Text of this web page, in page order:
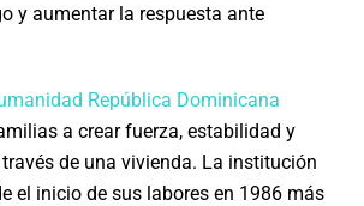
y aumentar la respuesta ante
República Dominicana
a crear fuerza, estabilidad y
de una vivienda. La institución
el inicio de sus labores en 1986 más